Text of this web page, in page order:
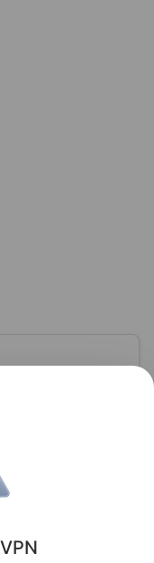
перечислим
Поделиться
VPN